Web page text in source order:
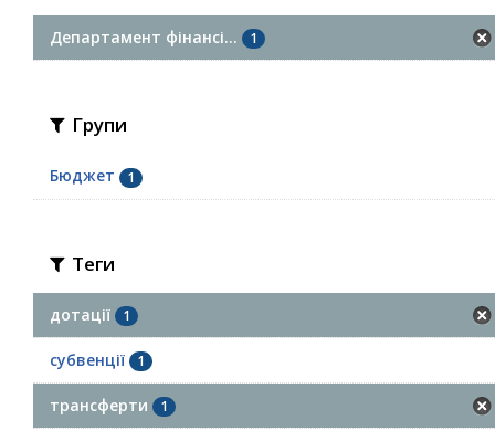
Департамент фінансі... 1
Групи
Бюджет 1
Теги
дотації 1
субвенції 1
трансферти 1